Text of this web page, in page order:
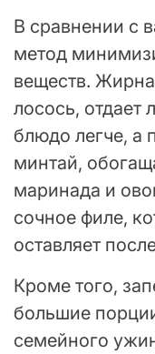
В сравнении с
метод
веществ.
лосось,
блюдо легче, а
минтай,
маринада и
сочное филе,
оставляет
Кроме того,
большие
семейного